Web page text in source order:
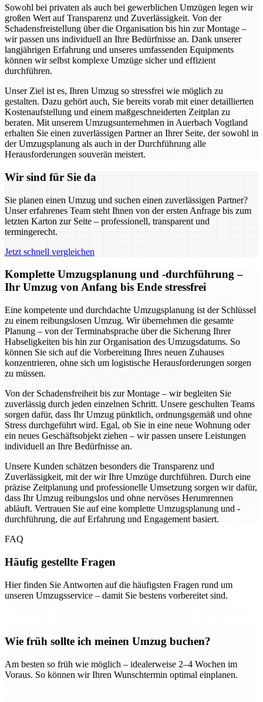
Sowohl bei privaten als auch bei gewerblichen Umzügen legen wir
großen Wert auf Transparenz und Zuverlässigkeit. Von der
Schadensfreistellung über die Organisation bis hin zur Montage –
wir passen uns individuell an Ihre Bedürfnisse an. Dank unserer
langjährigen Erfahrung und unseres umfassenden Equipments
können wir selbst komplexe Umzüge sicher und effizient
durchführen.
Unser Ziel ist es, Ihren Umzug so stressfrei wie möglich zu
gestalten. Dazu gehört auch, Sie bereits vorab mit einer detaillierten
Kostenaufstellung und einem maßgeschneiderten Zeitplan zu
beraten. Mit unserem Umzugsunternehmen in Auerbach Vogtland
erhalten Sie einen zuverlässigen Partner an Ihrer Seite, der sowohl in
der Umzugsplanung als auch in der Durchführung alle
Herausforderungen souverän meistert.
Wir sind für Sie da
Sie planen einen Umzug und suchen einen zuverlässigen Partner?
Unser erfahrenes Team steht Ihnen von der ersten Anfrage bis zum
letzten Karton zur Seite – professionell, transparent und
termingerecht.
Jetzt schnell vergleichen
Komplette Umzugsplanung und -durchführung –
Ihr Umzug von Anfang bis Ende stressfrei
Eine kompetente und durchdachte Umzugsplanung ist der Schlüssel
zu einem reibungslosen Umzug. Wir übernehmen die gesamte
Planung – von der Terminabsprache über die Sicherung Ihrer
Habseligkeiten bis hin zur Organisation des Umzugsdatums. So
können Sie sich auf die Vorbereitung Ihres neuen Zuhauses
konzentrieren, ohne sich um logistische Herausforderungen sorgen
zu müssen.
Von der Schadensfreiheit bis zur Montage – wir begleiten Sie
zuverlässig durch jeden einzelnen Schritt. Unsere geschulten Teams
sorgen dafür, dass Ihr Umzug pünktlich, ordnungsgemäß und ohne
Stress durchgeführt wird. Egal, ob Sie in eine neue Wohnung oder
ein neues Geschäftsobjekt ziehen – wir passen unsere Leistungen
individuell an Ihre Bedürfnisse an.
Unsere Kunden schätzen besonders die Transparenz und
Zuverlässigkeit, mit der wir Ihre Umzüge durchführen. Durch eine
präzise Zeitplanung und professionelle Umsetzung sorgen wir dafür,
dass Ihr Umzug reibungslos und ohne nervöses Herumrennen
abläuft. Vertrauen Sie auf eine komplette Umzugsplanung und -
durchführung, die auf Erfahrung und Engagement basiert.
FAQ
Häufig gestellte Fragen
Hier finden Sie Antworten auf die häufigsten Fragen rund um
unseren Umzugsservice – damit Sie bestens vorbereitet sind.
Wie früh sollte ich meinen Umzug buchen?
Am besten so früh wie möglich – idealerweise 2–4 Wochen im
Voraus. So können wir Ihren Wunschtermin optimal einplanen.